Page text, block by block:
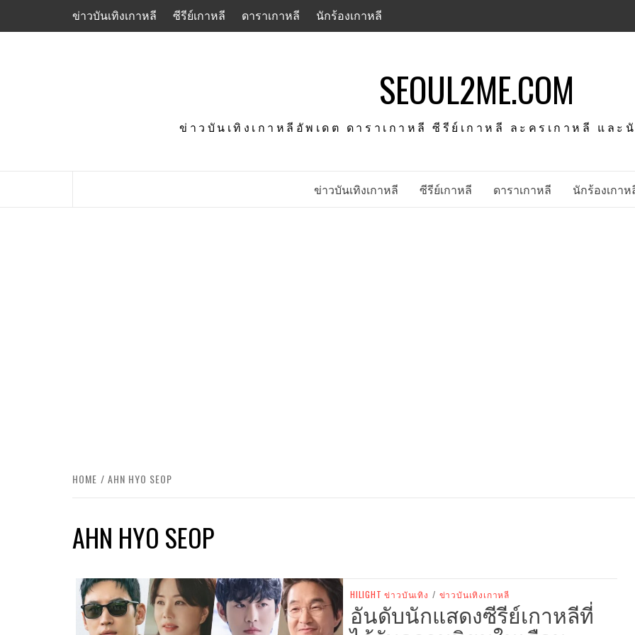
ข่าวบันเทิงเกาหลี ซีรีย์เกาหลี ดาราเกาหลี นักร้องเกาหลี
SEOUL2ME.COM
ข่าวบันเทิงเกาหลีอัพเดต ดาราเกาหลี ซีรีย์เกาหลี ละครเกาหลี และ
ข่าวบันเทิงเกาหลี ซีรีย์เกาหลี ดาราเกาหลี นักร้องเกาห
HOME AHN HYO SEOP
AHN HYO SEOP
HILIGHT ข่าวบันเทิง / ข่าวบันเทิงเกาหลี
อันดับนักแสดงซีรีย์เกาหลีที่